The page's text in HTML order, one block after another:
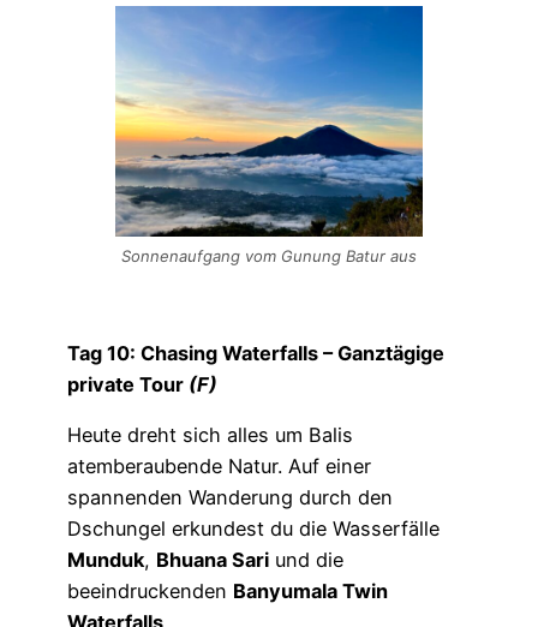
Sonnenaufgang vom Gunung Batur aus
Tag 10: Chasing Waterfalls – Ganztägige
private Tour (F)
Heute dreht sich alles um Balis
atemberaubende Natur. Auf einer
spannenden Wanderung durch den
Dschungel erkundest du die Wasserfälle
Munduk, Bhuana Sari und die
beeindruckenden Banyumala Twin